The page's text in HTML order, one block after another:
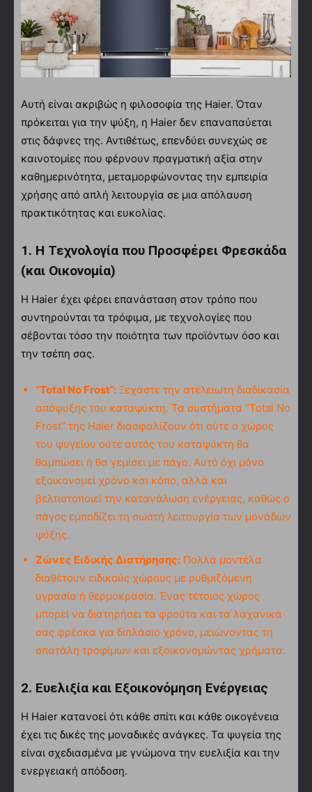
Αυτή είναι ακριβώς η φιλοσοφία της Haier. Όταν
πρόκειται για την ψύξη, η Haier δεν επαναπαύεται
στις δάφνες της. Αντιθέτως, επενδύει συνεχώς σε
καινοτομίες που φέρνουν πραγματική αξία στην
καθημερινότητα, μεταμορφώνοντας την εμπειρία
χρήσης από απλή λειτουργία σε μια απόλαυση
πρακτικότητας και ευκολίας.
1. Η Τεχνολογία που Προσφέρει Φρεσκάδα
(και Οικονομία)
Η Haier έχει φέρει επανάσταση στον τρόπο που
συντηρούνται τα τρόφιμα, με τεχνολογίες που
σέβονται τόσο την ποιότητα των προϊόντων όσο και
την τσέπη σας.
“Total No Frost”: Ξεχάστε την ατέλειωτη διαδικασία
απόψυξης του καταψύκτη. Τα συστήματα “Total No
Frost” της Haier διασφαλίζουν ότι ούτε ο χώρος
του ψυγείου ούτε αυτός του καταψύκτη θα
θαμπώσει ή θα γεμίσει με πάγο. Αυτό όχι μόνο
εξοικονομεί χρόνο και κόπο, αλλά και
βελτιστοποιεί την κατανάλωση ενέργειας, καθώς ο
πάγος εμποδίζει τη σωστή λειτουργία των μονάδων
ψύξης.
Ζώνες Ειδικής Διατήρησης: Πολλά μοντέλα
διαθέτουν ειδικούς χώρους με ρυθμιζόμενη
υγρασία ή θερμοκρασία. Ένας τέτοιος χώρος
μπορεί να διατηρήσει τα φρούτα και τα λαχανικά
σας φρέσκα για διπλάσιο χρόνο, μειώνοντας τη
σπατάλη τροφίμων και εξοικονομώντας χρήματα.
2. Ευελιξία και Εξοικονόμηση Ενέργειας
Η Haier κατανοεί ότι κάθε σπίτι και κάθε οικογένεια
έχει τις δικές της μοναδικές ανάγκες. Τα ψυγεία της
είναι σχεδιασμένα με γνώμονα την ευελιξία και την
ενεργειακή απόδοση.